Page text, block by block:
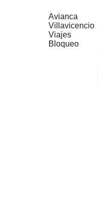
Avianca
Villavicencio
Viajes
Bloqueo